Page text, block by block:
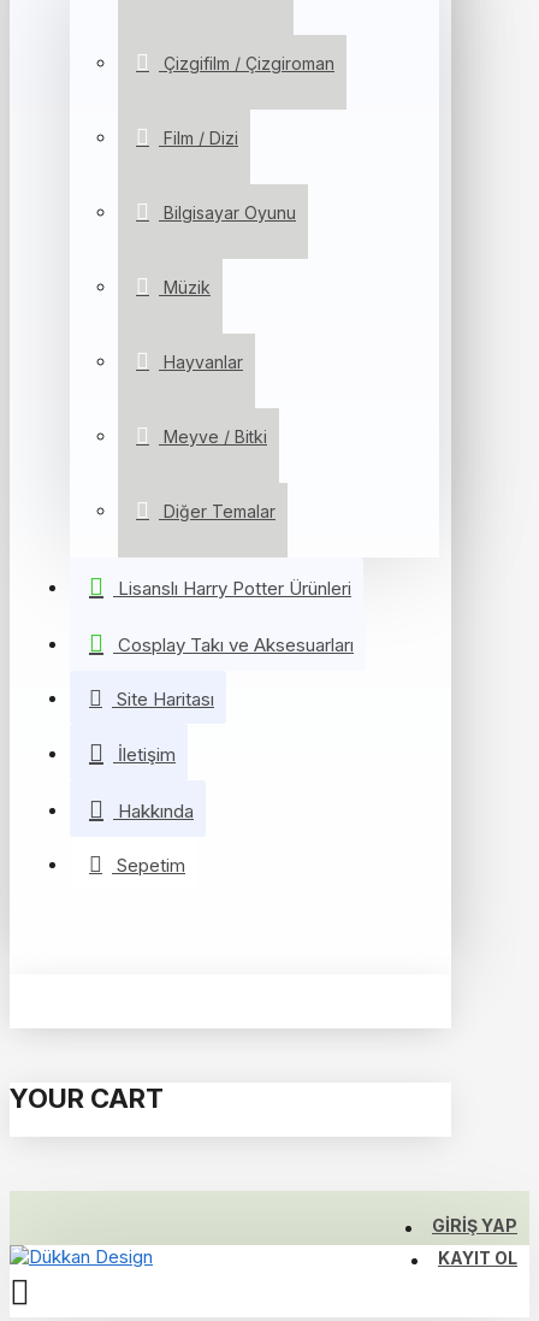
Çizgifilm / Çizgiroman
Film / Dizi
Bilgisayar Oyunu
Müzik
Hayvanlar
Meyve / Bitki
Diğer Temalar
Lisanslı Harry Potter Ürünleri
Cosplay Takı ve Aksesuarları
Site Haritası
İletişim
Hakkında
Sepetim
YOUR CART
GIRIŞ YAP
KAYIT OL